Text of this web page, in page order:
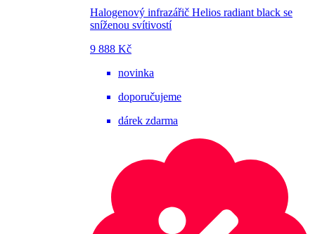
Halogenový infrazářič Helios radiant black se
sníženou svítivostí
9 888 Kč
novinka
doporučujeme
dárek zdarma